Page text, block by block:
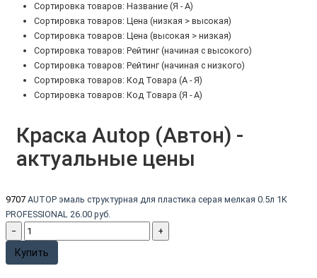
Сортировка товаров: Название (Я - А)
Сортировка товаров: Цена (низкая > высокая)
Сортировка товаров: Цена (высокая > низкая)
Сортировка товаров: Рейтинг (начиная с высокого)
Сортировка товаров: Рейтинг (начиная с низкого)
Сортировка товаров: Код Товара (А - Я)
Сортировка товаров: Код Товара (Я - А)
Краска Autop (Автон) -
актуальные цены
9707 AUTOP эмаль структурная для пластика серая мелкая 0.5л 1K
PROFESSIONAL 26.00 руб.
−
+
Купить